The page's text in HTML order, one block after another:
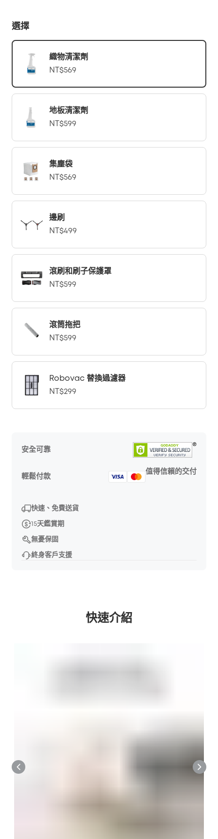
選擇
織物清潔劑
NT$569
地板清潔劑
NT$599
集塵袋
NT$569
邊刷
NT$499
滾刷和刷子保護罩
NT$599
滾筒拖把
NT$599
Robovac 替換過濾器
NT$299
安全可靠
輕鬆付款
值得信賴的交付
快速、免費送貨
15天鑑賞期
無憂保固
終身客戶支援
快速介紹